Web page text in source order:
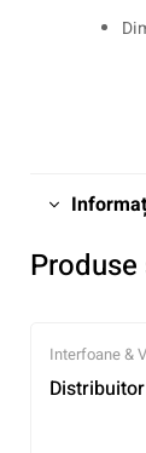
Interfoane &